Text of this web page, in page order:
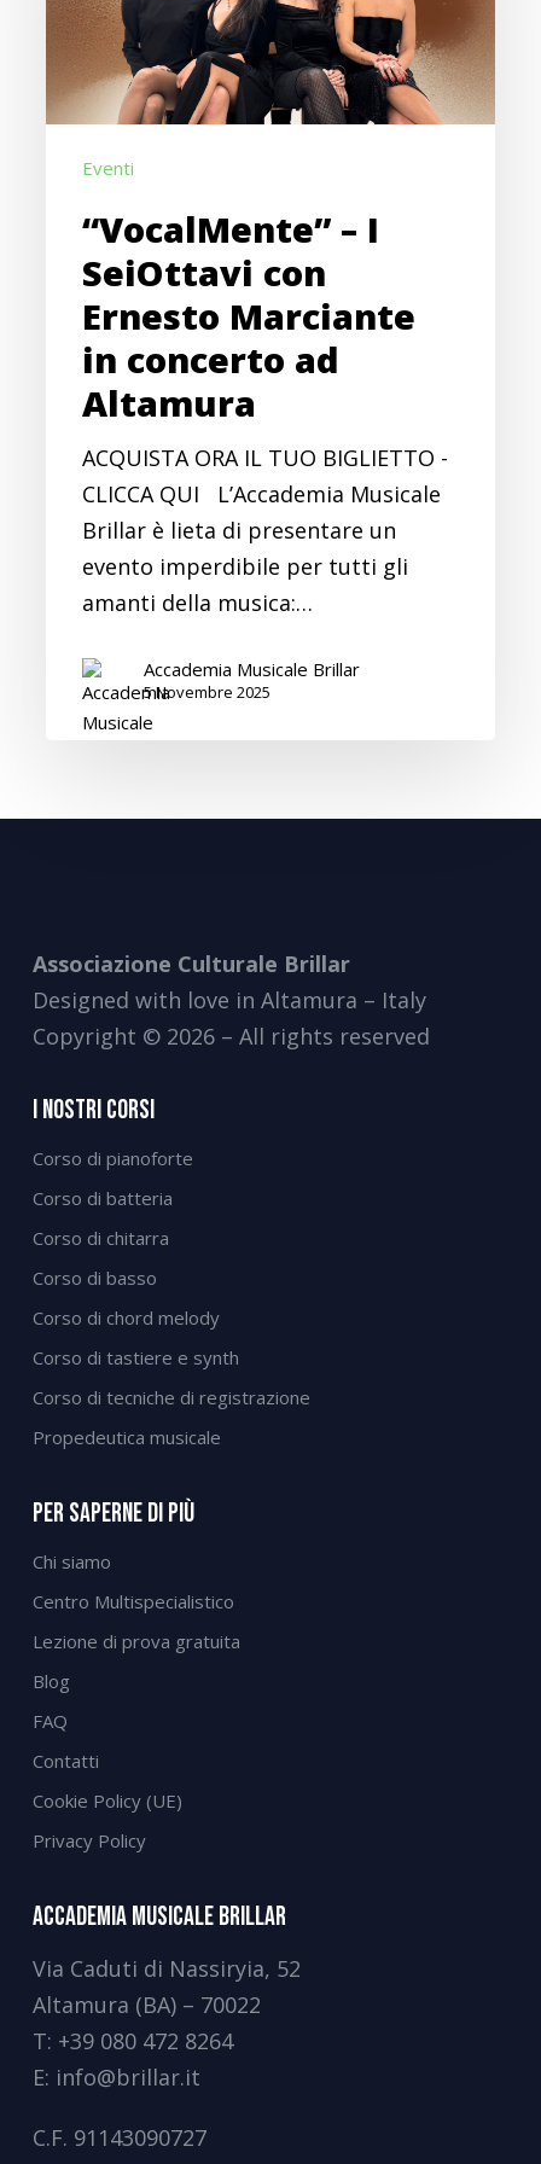
con
Ernesto
Marciante
concerto
Altamura
Eventi
“VocalMente” – I
SeiOttavi con
Ernesto Marciante
in concerto ad
Altamura
ACQUISTA ORA IL TUO BIGLIETTO -
CLICCA QUI L’Accademia Musicale
Brillar è lieta di presentare un
evento imperdibile per tutti gli
amanti della musica:…
Accademia Musicale Brillar
5 Novembre 2025
Associazione Culturale Brillar
Designed with love in Altamura – Italy
Copyright © 2026 – All rights reserved
I Nostri Corsi
Corso di pianoforte
Corso di batteria
Corso di chitarra
Corso di basso
Corso di chord melody
Corso di tastiere e synth
Corso di tecniche di registrazione
Propedeutica musicale
Per Saperne Di Più
Chi siamo
Centro Multispecialistico
Lezione di prova gratuita
Blog
FAQ
Contatti
Cookie Policy (UE)
Privacy Policy
Accademia Musicale Brillar
Via Caduti di Nassiryia, 52
Altamura (BA) – 70022
T: +39 080 472 8264
E: info@brillar.it
C.F. 91143090727